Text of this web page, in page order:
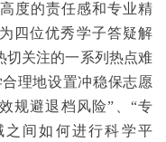
的责任感和专业精
四位优秀学子答疑解
切关注的一系列热点难
理地设置冲稳保志愿
规避退档风险”、“专
之间如何进行科学平